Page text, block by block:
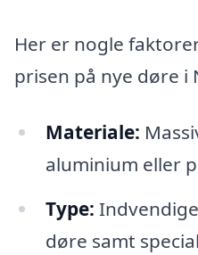
Her er nogle
prisen på nye døre i
Materiale:
aluminium eller
Type:
døre samt